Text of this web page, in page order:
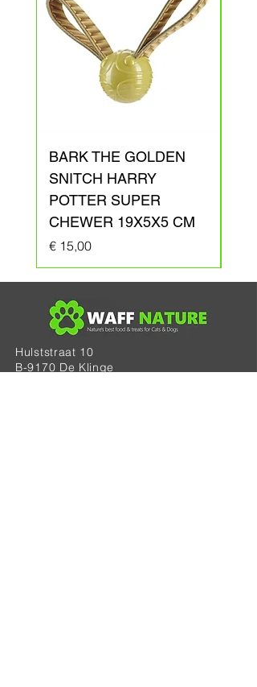
BARK THE GOLDEN
SNITCH HARRY
POTTER SUPER
CHEWER 19X5X5 CM
Prijs
€ 15,00
Hulststraat 10
B-9170 De Klinge